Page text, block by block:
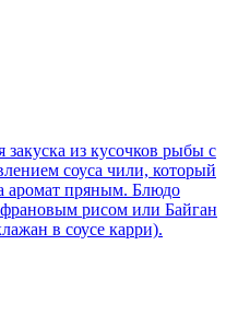
из кусочков рыбы с
соуса чили, который
аромат пряным. Блюдо
рисом или Байган
в соусе карри).